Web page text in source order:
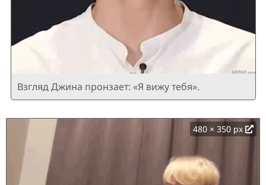
Взгляд Джина пронзает: «Я вижу тебя».
480 × 350 px